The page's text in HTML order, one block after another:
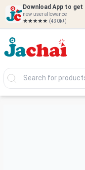
Download App to
new user allowance
★★★★★ (430k+)